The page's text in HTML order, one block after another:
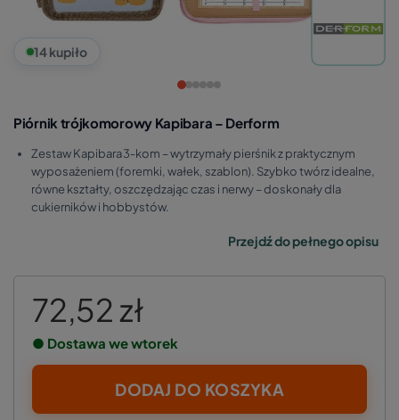
14 kupiło
Piórnik trójkomorowy Kapibara – Derform
Zestaw Kapibara 3‑kom – wytrzymały pierśnik z praktycznym
wyposażeniem (foremki, wałek, szablon). Szybko twórz idealne,
równe kształty, oszczędzając czas i nerwy – doskonały dla
cukierników i hobbystów.
Przejdź do pełnego opisu
72,52 zł
● Dostawa we wtorek
DODAJ DO KOSZYKA